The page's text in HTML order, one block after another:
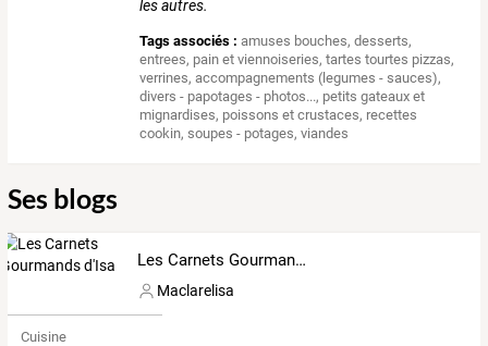
les autres.
Tags associés : amuses bouches,desserts,
entrees, pain et viennoiseries,tartes tourtes pizzas,
verrines,accompagnements (legumes - sauces),
divers - papotages - photos..., petits gateaux et
mignardises, poissons et crustaces, recettes
cookin,soupes - potages,viandes
Ses blogs
Les Carnets Gourmands d'Isa
Maclarelisa
Cuisine